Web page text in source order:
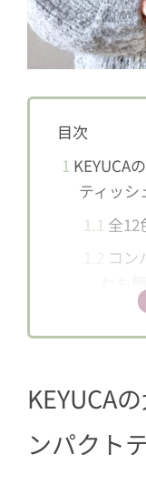
目次
1 KEYUCA
ティッシ
1.1 全12
コン
選ばれる
た！
2.2最後
る
KEYUCA
ンパクト